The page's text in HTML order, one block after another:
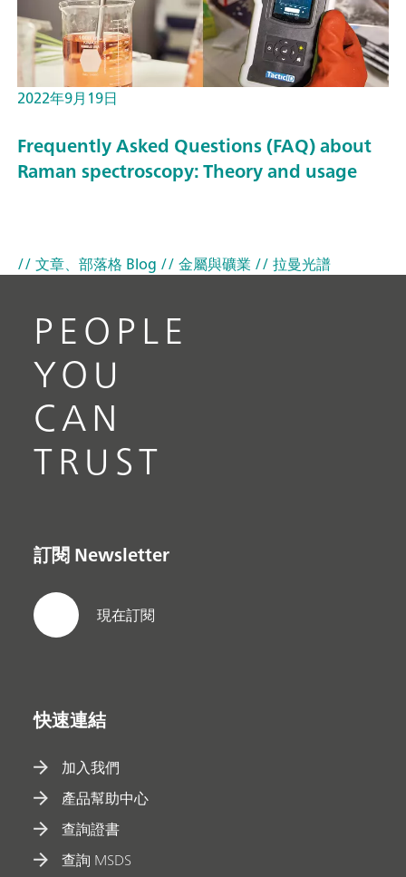
2022年9月19日
Frequently Asked Questions (FAQ) about
Raman spectroscopy: Theory and usage
// 文章、部落格 Blog // 金屬與礦業 // 拉曼光譜
PEOPLE
YOU
CAN
TRUST
訂閱 Newsletter
現在訂閱
快速連結
加入我們
產品幫助中心
查詢證書
查詢 MSDS